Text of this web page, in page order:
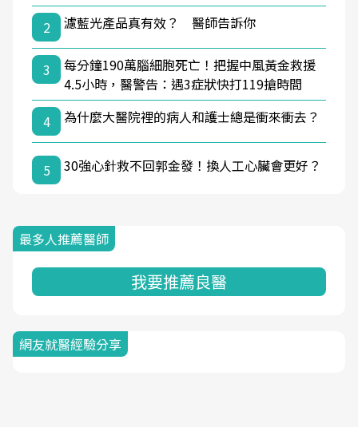
2
濾藍光產品真有效？ 醫師告訴你
3
每分鐘190萬腦細胞死亡！把握中風黃金救援
4.5小時，醫警告：遇3症狀快打119搶時間
4
為什麼大醫院裡的病人和護士總是衝來衝去？
5 30強心針救不回郭金發！換人工心臟會更好？
最多人推薦醫師
我要推薦良醫
網友就醫經驗分享